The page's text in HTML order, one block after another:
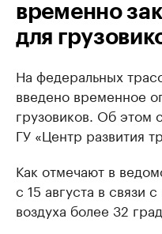
временно
для
На федеральных
введено временное
грузовиков. Об этом
ГУ «Центр развития
Как отмечают в
с 15 августа в связи
воздуха более 32